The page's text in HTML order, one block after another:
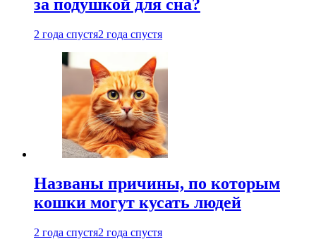
за подушкой для сна?
2 года спустя2 года спустя
Названы причины, по которым
кошки могут кусать людей
2 года спустя2 года спустя